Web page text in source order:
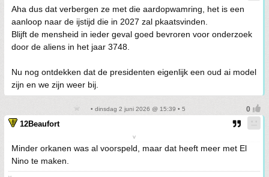
Aha dus dat verbergen ze met die aardopwamring, het is een
aanloop naar de ijstijd die in 2027 zal pkaatsvinden.
Blijft de mensheid in ieder geval goed bevroren voor onderzoek
door de aliens in het jaar 3748.
Nu nog ontdekken dat de presidenten eigenlijk een oud ai model
zijn en we zijn weer bij.
• dinsdag 2 juni 2026 @ 15:39 • 5
12Beaufort
v
Minder orkanen was al voorspeld, maar dat heeft meer met El
Nino te maken.